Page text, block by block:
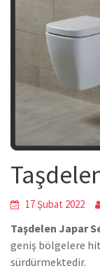
17 Şubat 2022
Taşdelen Japar
geniş bölgelere
sürdürmektedir.